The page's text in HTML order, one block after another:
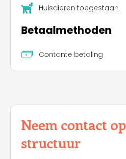
Huisdieren toegestaan
Betaalmethoden
Contante betaling
Neem contact
structuur